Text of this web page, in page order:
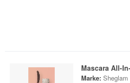
Mascara All-
Marke: Sheglam